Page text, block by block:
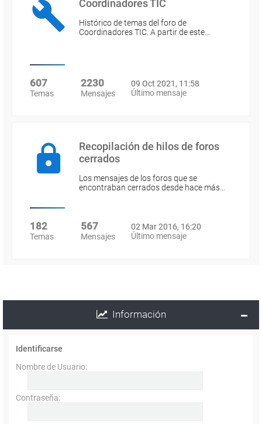
Coordinadores TIC
Histórico de temas del foro de
Coordinadores TIC. A partir de este…
607
Temas
2230
Mensajes
09 Oct 2021, 11:58
Último mensaje
Recopilación de hilos de foros
cerrados
Los mensajes de los foros que se
encontraban cerrados desde hace más…
182
Temas
567
Mensajes
02 Mar 2016, 16:20
Último mensaje
Información
Identificarse
Nombre de Usuario:
Contraseña: